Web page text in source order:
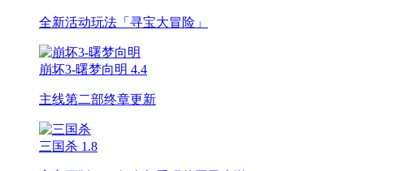
全新活动玩法「寻宝大冒险」
崩坏3-曙梦向明 4.4
主线第二部终章更新
三国杀 1.8